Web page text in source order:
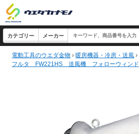
電動工具のウエダ金物 › 暖房機器・冷房・送風 ›
フルタ FW221HS 送風機 フォローウィンド